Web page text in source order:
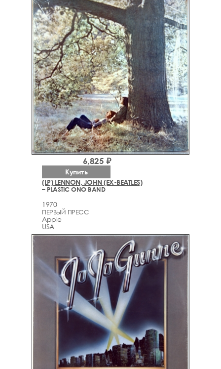
(LP) LENNON, JOHN (EX-BEATLES)
– PLASTIC ONO BAND
1970
ПЕРВЫЙ ПРЕСС
Apple
USA
6,825 ₽
Купить